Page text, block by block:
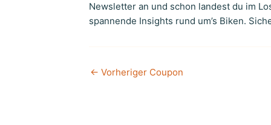
Newsletter an und schon landest du im
spannende Insights rund um’s Biken.
← Vorheriger Coupon